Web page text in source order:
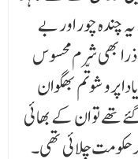
چندہ چور اور بے
بھی شرم محسوس
پروشوتّم بھگوان
گئے تھے تو ان کے بھائی
حکومت چلائی تھی۔